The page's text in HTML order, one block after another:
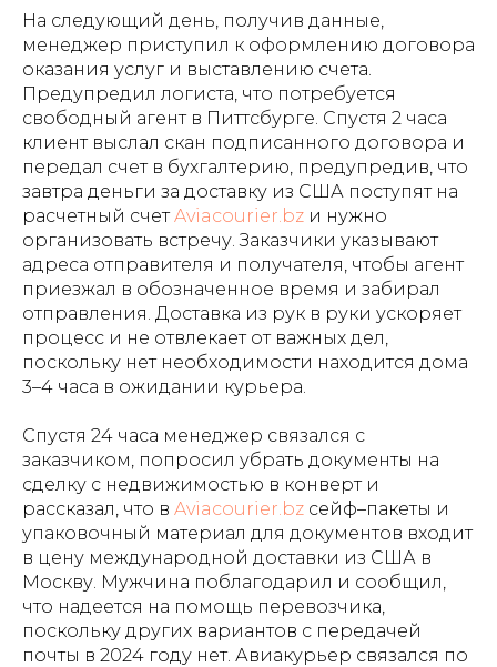
На следующий день, получив данные,
менеджер приступил к оформлению договора
оказания услуг и выставлению счета.
Предупредил логиста, что потребуется
свободный агент в Питтсбурге. Спустя 2 часа
клиент выслал скан подписанного договора и
передал счет в бухгалтерию, предупредив, что
завтра деньги за доставку из США поступят на
расчетный счетAviacourier.bz и нужно
организовать встречу. Заказчики указывают
адреса отправителя и получателя, чтобы агент
приезжал в обозначенное время и забирал
отправления. Доставка из рук в руки ускоряет
процесс и не отвлекает от важных дел,
поскольку нет необходимости находится дома
3–4 часа в ожидании курьера.
Спустя 24 часа менеджер связался с
заказчиком, попросил убрать документы на
сделку с недвижимостью в конверт и
рассказал, что в Aviacourier.bz сейф–пакеты и
упаковочный материал для документов входит
в цену международной доставки из США в
Москву. Мужчина поблагодарил и сообщил,
что надеется на помощь перевозчика,
поскольку других вариантов с передачей
почты в 2024 году нет. Авиакурьер связался по